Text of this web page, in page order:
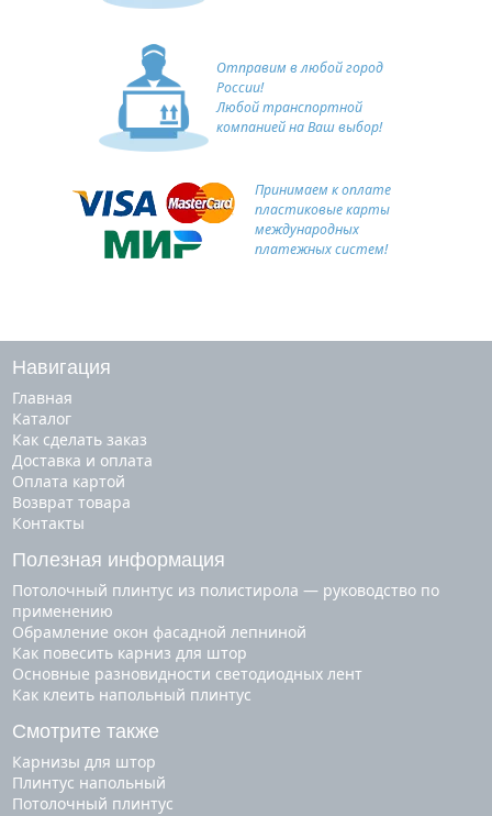
Отправим в любой город
России!
Любой транспортной
компанией на Ваш выбор!
Принимаем к оплате
пластиковые карты
международных
платежных систем!
Навигация
Главная
Каталог
Как сделать заказ
Доставка и оплата
Оплата картой
Возврат товара
Контакты
Полезная информация
Потолочный плинтус из полистирола — руководство по
применению
Обрамление окон фасадной лепниной
Как повесить карниз для штор
Основные разновидности светодиодных лент
Как клеить напольный плинтус
Смотрите также
карнизы для штор
плинтус напольный
потолочный плинтус